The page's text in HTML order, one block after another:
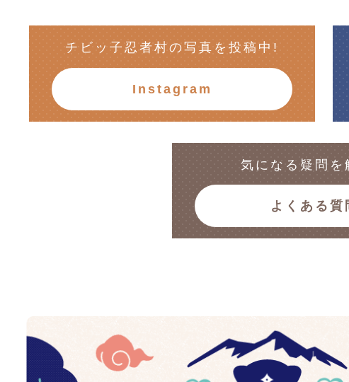
チビッ子忍者村の写真を投稿中!
Instagram
気になる疑問を
よくある質